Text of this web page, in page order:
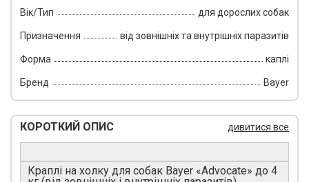
Вік/Тип для дорослих собак
Призначення від зовнішніх та внутрішніх паразитів
Форма каплі
Бренд Bayer
КОРОТКИЙ ОПИС дивитися все
Краплі на холку для собак Bayer «Advocate» до 4